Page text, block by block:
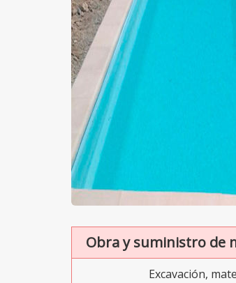
Obra y suministro de
Excavación,